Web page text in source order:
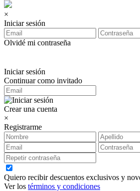
×
Iniciar sesión
Olvidé mi contraseña
Iniciar sesión
Continuar como invitado
Crear una cuenta
×
Registrarme
Quiero recibir descuentos exclusivos y
Ver los términos y condiciones